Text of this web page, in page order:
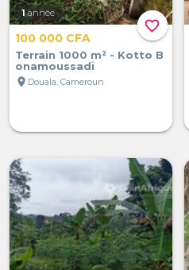
favorite_border
1 année
100 000 CFA
Terrain 1000 m² - Kotto B
onamoussadi
location_on Douala, Cameroun